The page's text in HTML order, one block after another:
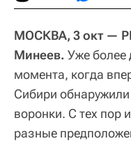
МОСКВА, 3 окт —
Минеев. Уже более
момента, когда
Сибири
воронки. С тех пор
разные